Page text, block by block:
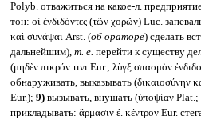
Polyb. отважиться на какое-л.
тон: οἱ ἐνδιδόντες (τῶν χορῶν) Luc.
καὶ συνάψαι Arst. (об ораторе) сделать
дальнейшим), т. е. перейти к существу
(μηδὲν πικρόν τινι Eur.; λὺγξ σπασμὸν
обнаруживать, выказывать (δικαιοσύνην
Eur.); 9)вызывать, внушать (ὑποψίαν Plat.;
прикладывать: ἅρμασιν ἐ. κέντρον Eur.